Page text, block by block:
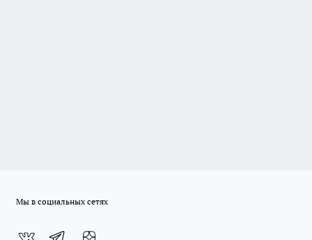
Мы в социальных сетях